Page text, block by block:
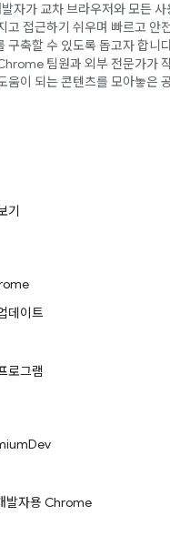
자가 교차 브라우저와 모든 사
고 접근하기 쉬우며 빠르고 안
구축할 수 있도록 돕고자 합니
팀원과 외부 전문가가
움이 되는 콘텐츠를 모아놓은
기
데이트
로그램
발자용 Chrome